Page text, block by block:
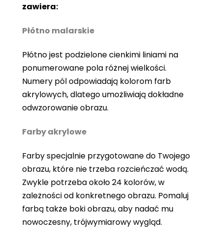
zawiera:
Płótno malarskie
Płótno jest podzielone cienkimi liniami na
ponumerowane pola różnej wielkości.
Numery pól odpowiadają kolorom farb
akrylowych, dlatego umożliwiają dokładne
odwzorowanie obrazu.
Farby akrylowe
Farby specjalnie przygotowane do Twojego
obrazu, które nie trzeba rozcieńczać wodą.
Zwykle potrzeba około 24 kolorów, w
zależności od konkretnego obrazu. Pomaluj
farbą także boki obrazu, aby nadać mu
nowoczesny, trójwymiarowy wygląd.